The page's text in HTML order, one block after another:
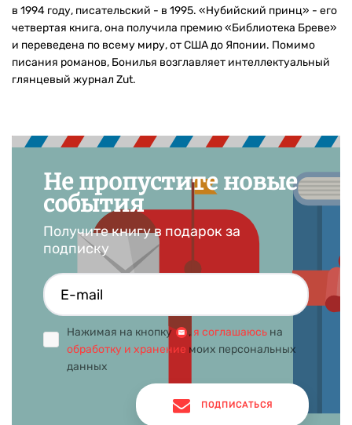
в 1994 году, писательский - в 1995. «Нубийский принц» - его
четвертая книга, она получила премию «Библиотека Бреве»
и переведена по всему миру, от США до Японии. Помимо
писания романов, Бонилья возглавляет интеллектуальный
глянцевый журнал Zut.
Не пропустите новые
события
Получите книгу в подарок за
подписку
Нажимая на кнопку , я соглашаюсь на
обработку и хранение моих персональных
данных
ПОДПИСАТЬСЯ